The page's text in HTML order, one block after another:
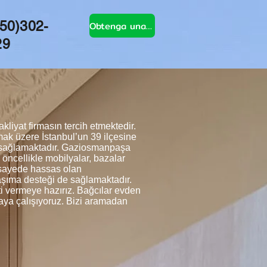
Obtenga una cotización
firmasın tercih etmektedir.
üzere İstanbul’un 39 ilçesine
Gaziosmanpaşa
mobilyalar, bazalar
hassas olan
desteği de sağlamaktadır.
hazırız. Bağcılar evden
çalışıyoruz. Bizi aramadan